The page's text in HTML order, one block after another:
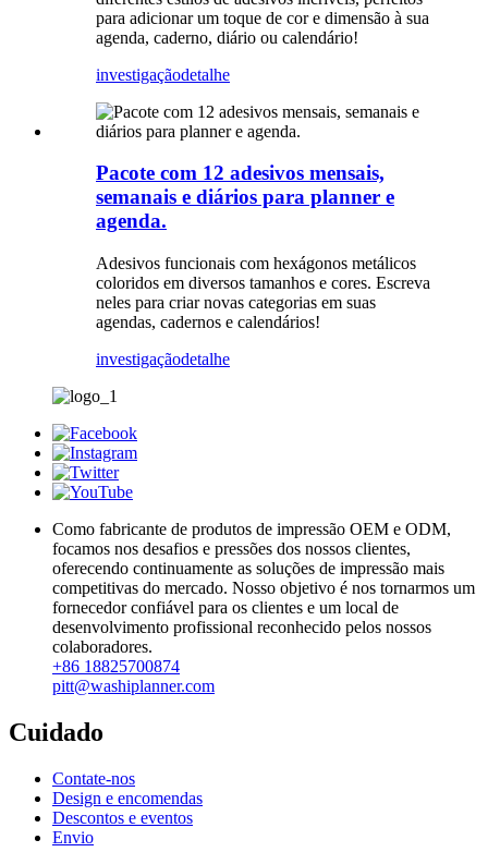
para adicionar um toque de cor e dimensão à sua
agenda, caderno, diário ou calendário!
investigaçãodetalhe
Pacote com 12 adesivos mensais,
semanais e diários para planner e
agenda.
Adesivos funcionais com hexágonos metálicos
coloridos em diversos tamanhos e cores. Escreva
neles para criar novas categorias em suas
agendas, cadernos e calendários!
investigaçãodetalhe
Como fabricante de produtos de impressão OEM e ODM,
focamos nos desafios e pressões dos nossos clientes,
oferecendo continuamente as soluções de impressão mais
competitivas do mercado. Nosso objetivo é nos tornarmos um
fornecedor confiável para os clientes e um local de
desenvolvimento profissional reconhecido pelos nossos
colaboradores.
+86 18825700874
pitt@washiplanner.com
Cuidado
Contate-nos
Design e encomendas
Descontos e eventos
Envio